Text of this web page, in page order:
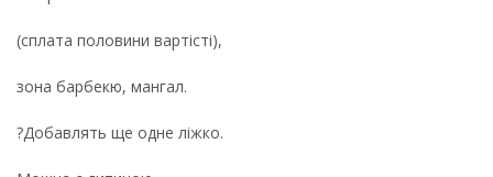
(сплата половини вартісті),
зона барбекю, мангал.
?Добавлять ще одне ліжко.